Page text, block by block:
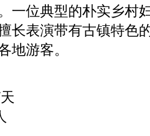
位典型的朴实乡村
长表演带有古镇特色
地游客。